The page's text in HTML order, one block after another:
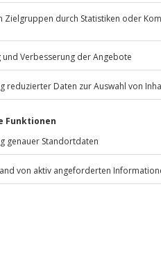
Absprache mit dem
Jochen SchweizerGmbH
81671
München
außer an bundesweiten